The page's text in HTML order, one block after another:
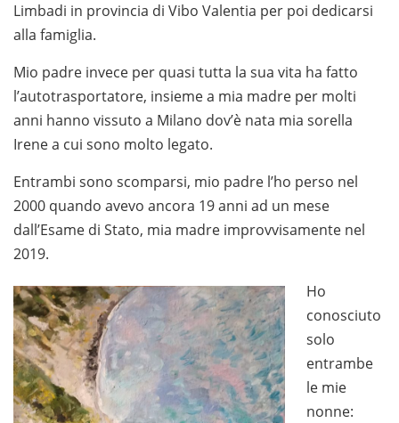
Limbadi in provincia di Vibo Valentia per poi dedicarsi
alla famiglia.
Mio padre invece per quasi tutta la sua vita ha fatto
l’autotrasportatore, insieme a mia madre per molti
anni hanno vissuto a Milano dov’è nata mia sorella
Irene a cui sono molto legato.
Entrambi sono scomparsi, mio padre l’ho perso nel
2000 quando avevo ancora 19 anni ad un mese
dall’Esame di Stato, mia madre improvvisamente nel
2019.
Ho
conosciuto
solo
entrambe
le mie
nonne: